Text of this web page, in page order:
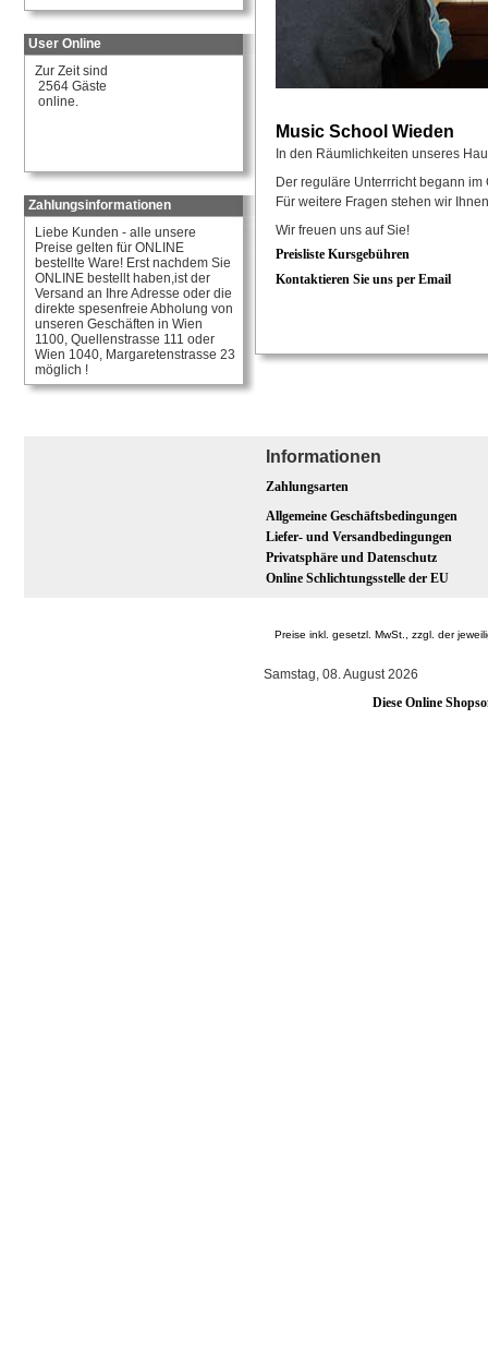
User Online
Zur Zeit sind
2564 Gäste
online.
Zahlungsinformationen
Liebe Kunden - alle unsere
Preise gelten für ONLINE
bestellte Ware! Erst nachdem Sie
ONLINE bestellt haben,ist der
Versand an Ihre Adresse oder die
direkte spesenfreie Abholung von
unseren Geschäften in Wien
1100, Quellenstrasse 111 oder
Wien 1040, Margaretenstrasse 23
möglich !
Music School Wieden
In den Räumlichkeiten unseres
Der reguläre Unterrricht begann
Für weitere Fragen stehen wir
Wir freuen uns auf Sie!
Preisliste Kursgebühren
Kontaktieren Sie uns per Email
Informationen
Zahlungsarten
Allgemeine Geschäftsbedingungen
Liefer- und Versandbedingungen
Privatsphäre und Datenschutz
Online Schlichtungsstelle der EU
Preise inkl. gesetzl. MwSt., zzgl. der
Samstag, 08. August 2026
Diese Online